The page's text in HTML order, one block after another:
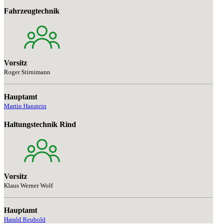
Fahrzeugtechnik
Vorsitz
Roger Stirnimann
Hauptamt
Martin Hanstein
Haltungstechnik Rind
Vorsitz
Klaus Werner Wolf
Hauptamt
Harald Reubold